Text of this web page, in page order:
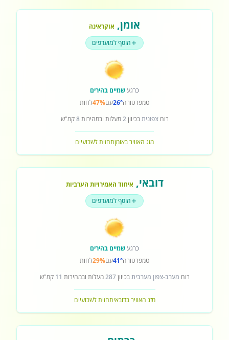
אומן, אוקראינה
הוסף למועדפים
כרגעשמיים בהירים
טמפרטורה26°עם47%לחות
רוחצפוניתבכיוון2מעלות ובמהירות8קמ"ש
מזג האוויר באומןתחזית לשבועיים
דובאי, איחוד האמירויות הערביות
הוסף למועדפים
כרגעשמיים בהירים
טמפרטורה41°עם29%לחות
רוח מערב-צפון מערביתבכיוון287מעלות ובמהירות 11 קמ"ש
מזג האוויר בדובאיתחזית לשבועיים